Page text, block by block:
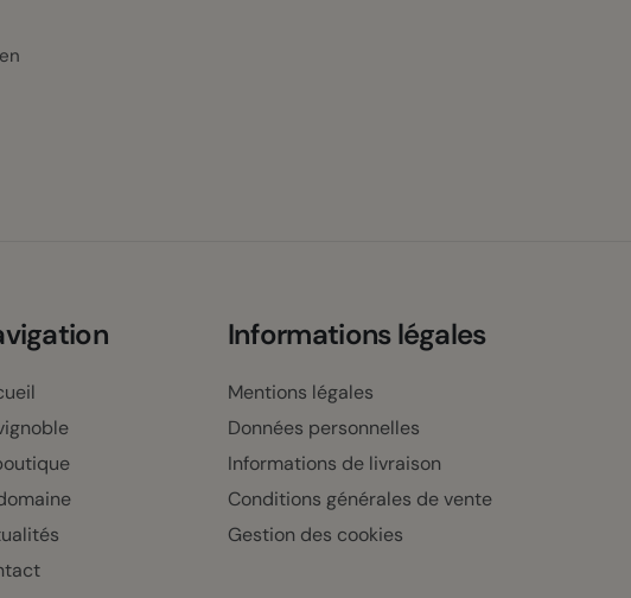
Informations légales
Mentions légales
Données personnelles
Informations de livraison
Conditions générales de vente
Gestion des cookies